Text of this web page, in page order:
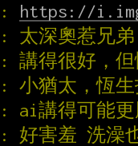
: https://
: 太深奧惹兄弟
: 講得很好，但
: 小猶太，恆
: ai講得可能更
: 好害羞 洗澡